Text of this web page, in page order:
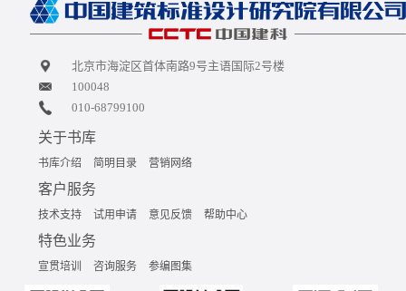
北京市海淀区首体南路9号主语国际2号楼
100048
010-68799100
关于书库
书库介绍 简明目录 营销网络
客户服务
技术支持 试用申请 意见反馈 帮助中心
特色业务
宣贯培训 咨询服务 参编图集